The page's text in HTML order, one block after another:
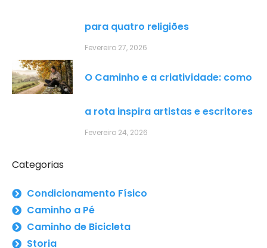
para quatro religiões
Fevereiro 27, 2026
O Caminho e a criatividade: como
a rota inspira artistas e escritores
Fevereiro 24, 2026
Categorias
Condicionamento Físico
Caminho a Pé
Caminho de Bicicleta
Storia